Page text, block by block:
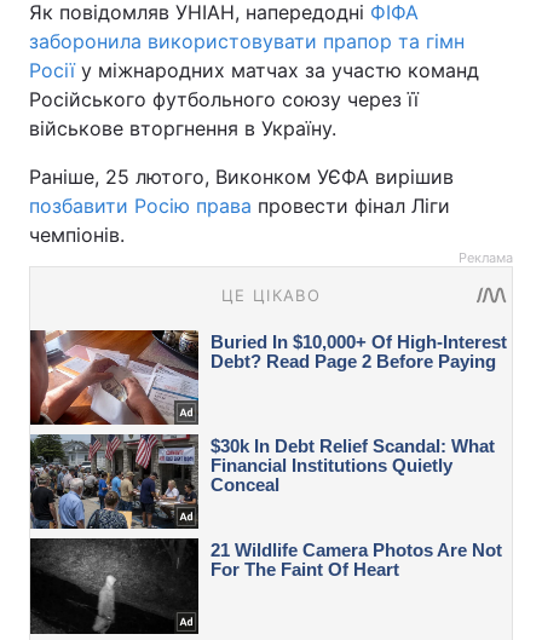
Як повідомляв УНІАН, напередодні ФІФА
заборонила використовувати прапор та гімн
Росії у міжнародних матчах за участю команд
Російського футбольного союзу через її
військове вторгнення в Україну.
Раніше, 25 лютого, Виконком УЄФА вирішив
позбавити Росію права провести фінал Ліги
чемпіонів.
Реклама